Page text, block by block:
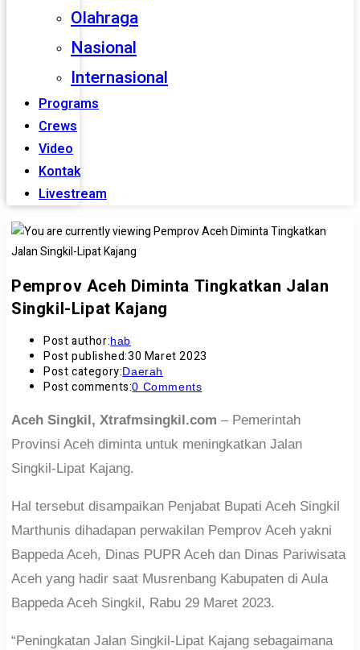
Olahraga
Nasional
Internasional
Programs
Crews
Video
Kontak
Livestream
Pemprov Aceh Diminta Tingkatkan Jalan
Singkil-Lipat Kajang
Post author:hab
Post published:30 Maret 2023
Post category:Daerah
Post comments:0 Comments
Aceh Singkil, Xtrafmsingkil.com – Pemerintah
Provinsi Aceh diminta untuk meningkatkan Jalan
Singkil-Lipat Kajang.
Hal tersebut disampaikan Penjabat Bupati Aceh Singkil
Marthunis dihadapan perwakilan Pemprov Aceh yakni
Bappeda Aceh, Dinas PUPR Aceh dan Dinas Pariwisata
Aceh yang hadir saat Musrenbang Kabupaten di Aula
Bappeda Aceh Singkil, Rabu 29 Maret 2023.
“Peningkatan Jalan Singkil-Lipat Kajang sebagaimana